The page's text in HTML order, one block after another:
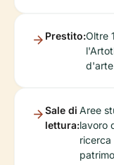
Prestito:Oltre
Sale di
lettura:
Aree
lavoro
ricerca